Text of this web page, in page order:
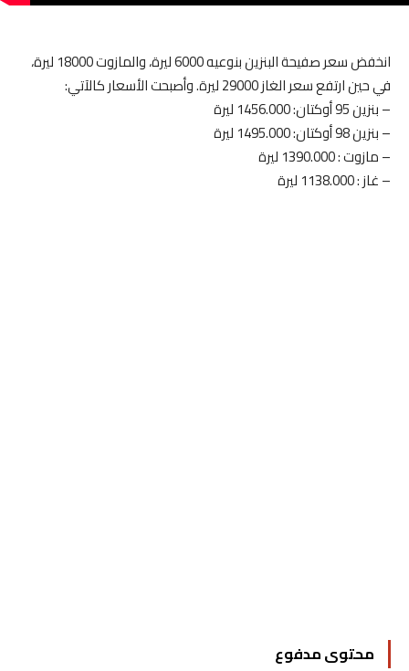
انخفض سعر صفيحة البنزين بنوعيه 6000 ليرة، والمازوت 18000 ليرة،
في حين ارتفع سعر الغاز 29000 ليرة. وأصبحت الأسعار كالآتي:
– بنزين 95 أوكتان: 1456.000 ليرة
– بنزين 98 أوكتان: 1495.000 ليرة
– مازوت : 1390.000 ليرة
– غاز : 1138.000 ليرة
محتوى مدفوع